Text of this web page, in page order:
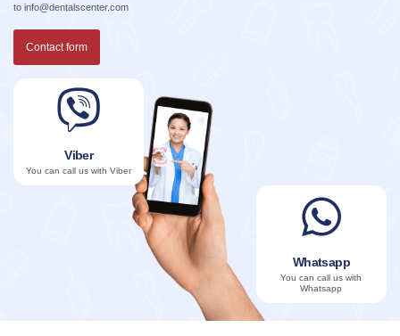
to info@dentalscenter.com
Contact form
Viber
You can call us with Viber
Whatsapp
You can call us with
Whatsapp